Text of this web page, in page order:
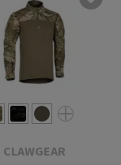
CLAWGEAR